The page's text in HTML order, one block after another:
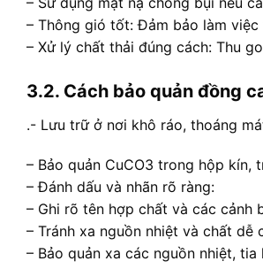
– Thông gió tốt: Đảm bảo làm
– Xử lý chất thải đúng cách: Thu
3.2. Cách bảo quản đồng
.- Lưu trữ ở nơi khô ráo, thoáng
– Bảo quản CuCO3 trong hộp kín,
– Đánh dấu và nhãn rõ ràng:
– Ghi rõ tên hợp chất và các cảnh
– Tránh xa nguồn nhiệt và chất dễ
– Bảo quản xa các nguồn nhiệt,